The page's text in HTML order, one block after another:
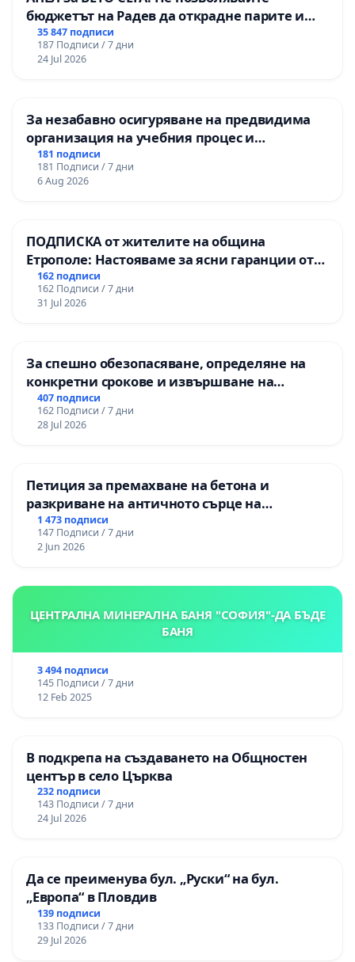
бюджетът на Радев да открадне парите и
правата ни в тъмното
35 847 подписи
187 Подписи / 7 дни
24 Jul 2026
За незабавно осигуряване на предвидима
организация на учебния процес и
гарантиране на правото на равнопоставено
и качествено образование на учениците от
ОУ „Княз Александър I“ и Хуманитарна
181 подписи
181 Подписи / 7 дни
6 Aug 2026
ПОДПИСКА от жителите на община
Етрополе: Настояваме за ясни гаранции от
“Елаците-МЕД” АД и от държавата, че ще се
изпълнят всички екологични норми!
162 подписи
162 Подписи / 7 дни
31 Jul 2026
За спешно обезопасяване, определяне на
конкретни срокове и извършване на
цялостна рехабилитация на
републиканския път между пътен възел АМ
„Тракия“ - гр. Ихтиман - с. Мирово - к.к.
407 подписи
162 Подписи / 7 дни
28 Jul 2026
Петиция за премахване на бетона и
разкриване на античното сърце на
Могиланската могила във Враца
1 473 подписи
147 Подписи / 7 дни
2 Jun 2026
ЦЕНТРАЛНА МИНЕРАЛНА БАНЯ "СОФИЯ"-ДА БЪДЕ
БАНЯ
3 494 подписи
145 Подписи / 7 дни
12 Feb 2025
В подкрепа на създаването на Общностен
център в село Църква
232 подписи
143 Подписи / 7 дни
24 Jul 2026
Да се преименува бул. „Руски“ на бул.
„Европа“ в Пловдив
139 подписи
133 Подписи / 7 дни
29 Jul 2026